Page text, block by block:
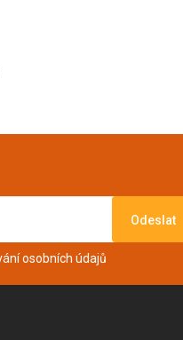
Odeslat
osobních údajů